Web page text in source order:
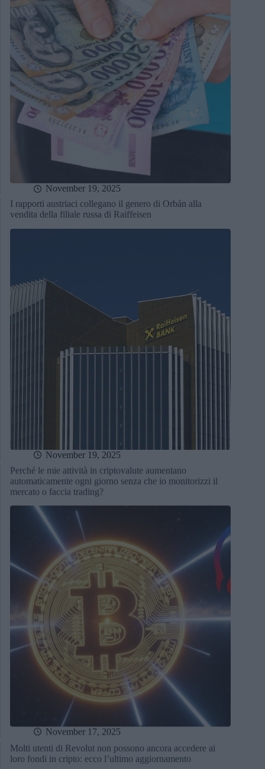
November 19, 2025
I rapporti austriaci collegano il genero di Orbán alla
vendita della filiale russa di Raiffeisen
November 19, 2025
Perché le mie attività in criptovalute aumentano
automaticamente ogni giorno senza che io monitorizzi il
mercato o faccia trading?
November 17, 2025
Molti utenti di Revolut non possono ancora accedere ai
loro fondi in cripto: ecco l’ultimo aggiornamento